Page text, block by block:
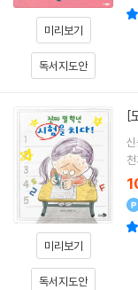
미리보기
독서지도안
미리보기
독서지도안
[